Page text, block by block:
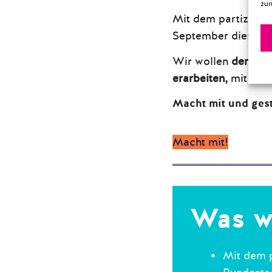
Mit dem
September dieses
Wir wollen den
erarbeiten,mit
Macht mit und
Macht mit!
Was
Mit dem